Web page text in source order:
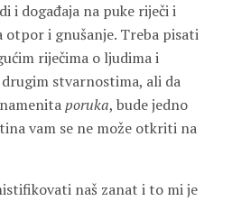
i događaja na puke riječi i
otpor i gnušanje. Treba pisati
riječima o ljudima i
stvarnostima, ali da
poruka, bude jedno
vam se ne može otkriti na
naš zanat i to mi je